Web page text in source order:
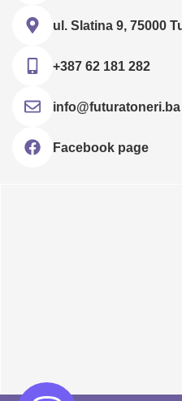
ul. Slatina 9, 75000
+387 62 181 282
info@futuratoneri.ba
Facebook page